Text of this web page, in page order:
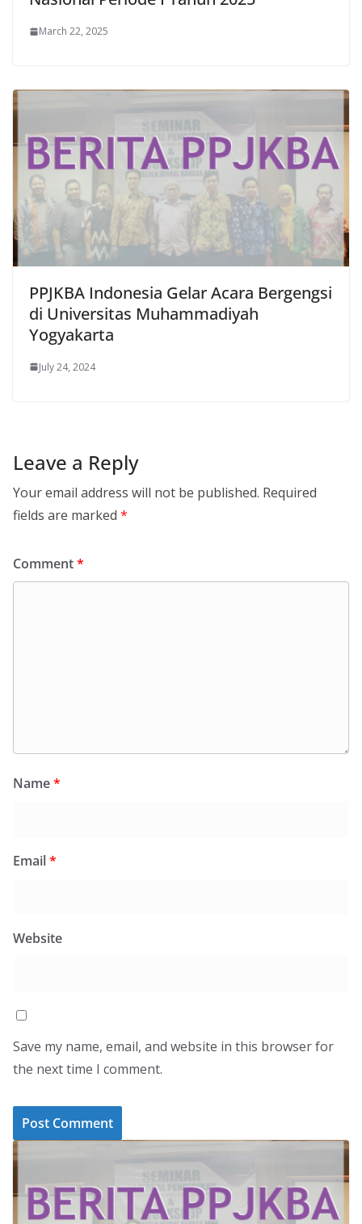
March 22, 2025
PPJKBA Indonesia Gelar Acara Bergengsi
di Universitas Muhammadiyah
Yogyakarta
July 24, 2024
Leave a Reply
Your email address will not be published. Required
fields are marked *
Comment*
Name*
Email*
Website
Save my name, email, and website in this browser for
the next time I comment.